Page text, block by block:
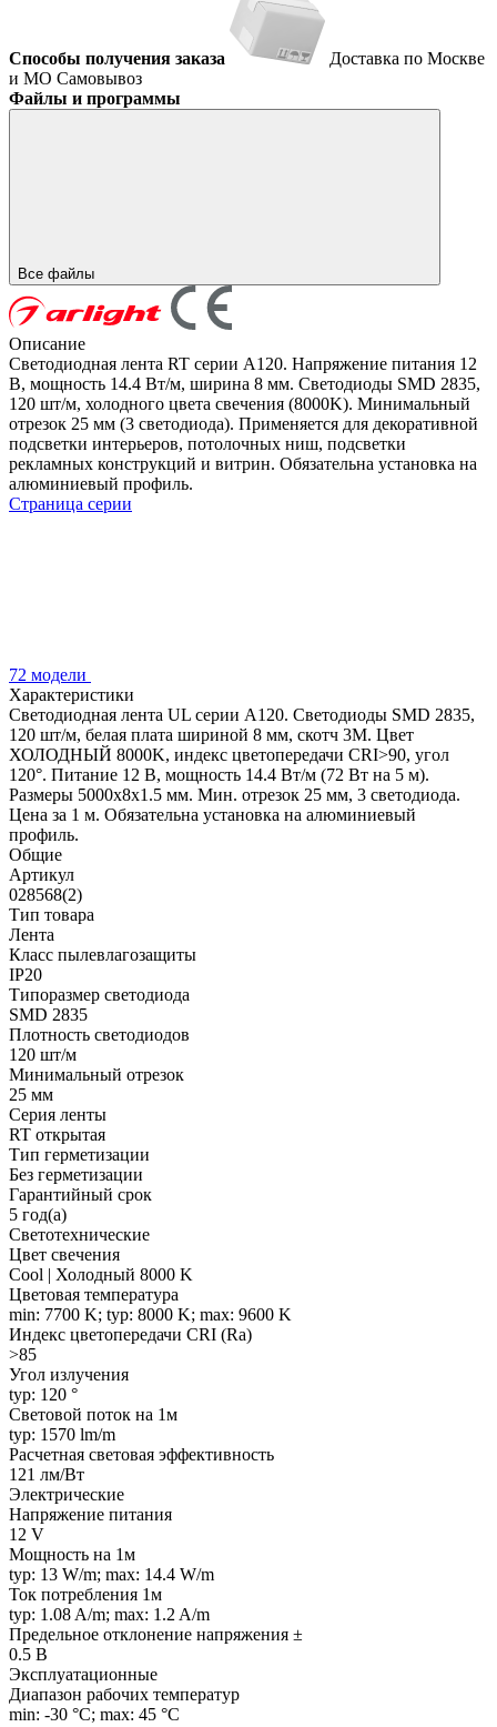
Способы получения заказа
Доставка по Москве
и МО Самовывоз
Файлы и программы
Все файлы
Описание
Светодиодная лента RT серии A120. Напряжение питания 12
В, мощность 14.4 Вт/м, ширина 8 мм. Светодиоды SMD 2835,
120 шт/м, холодного цвета свечения (8000K). Минимальный
отрезок 25 мм (3 светодиода). Применяется для декоративной
подсветки интерьеров, потолочных ниш, подсветки
рекламных конструкций и витрин. Обязательна установка на
алюминиевый профиль.
Страница серии
72 модели
Характеристики
Светодиодная лента UL серии A120. Светодиоды SMD 2835,
120 шт/м, белая плата шириной 8 мм, скотч 3M. Цвет
ХОЛОДНЫЙ 8000K, индекс цветопередачи CRI>90, угол
120°. Питание 12 В, мощность 14.4 Вт/м (72 Вт на 5 м).
Размеры 5000x8x1.5 мм. Мин. отрезок 25 мм, 3 светодиода.
Цена за 1 м. Обязательна установка на алюминиевый
профиль.
Общие
Артикул
028568(2)
Тип товара
Лента
Класс пылевлагозащиты
IP20
Типоразмер светодиода
SMD 2835
Плотность светодиодов
120 шт/м
Минимальный отрезок
25 мм
Серия ленты
RT открытая
Тип герметизации
Без герметизации
Гарантийный срок
5 год(а)
Светотехнические
Цвет свечения
Cool | Холодный 8000 K
Цветовая температура
min: 7700 K; typ: 8000 K; max: 9600 K
Индекс цветопередачи CRI (Ra)
>85
Угол излучения
typ: 120 °
Световой поток на 1м
typ: 1570 lm/m
Расчетная световая эффективность
121 лм/Вт
Электрические
Напряжение питания
12 V
Мощность на 1м
typ: 13 W/m; max: 14.4 W/m
Ток потребления 1м
typ: 1.08 A/m; max: 1.2 A/m
Предельное отклонение напряжения ±
0.5 В
Эксплуатационные
Диапазон рабочих температур
min: -30 °C; max: 45 °C